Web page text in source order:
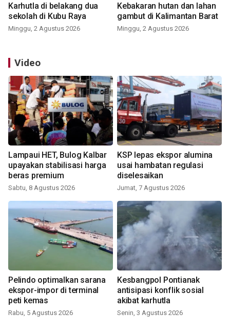
Karhutla di belakang dua
sekolah di Kubu Raya
Minggu, 2 Agustus 2026
Kebakaran hutan dan lahan
gambut di Kalimantan Barat
Minggu, 2 Agustus 2026
Video
Lampaui HET, Bulog Kalbar
upayakan stabilisasi harga
beras premium
Sabtu, 8 Agustus 2026
KSP lepas ekspor alumina
usai hambatan regulasi
diselesaikan
Jumat, 7 Agustus 2026
Pelindo optimalkan sarana
ekspor-impor di terminal
peti kemas
Rabu, 5 Agustus 2026
Kesbangpol Pontianak
antisipasi konflik sosial
akibat karhutla
Senin, 3 Agustus 2026